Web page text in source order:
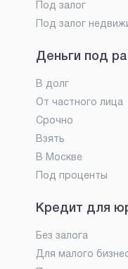
Под залог
Под залог
Деньги под
В долг
От частного лица
Срочно
Взять
В Москве
Под проценты
Кредит для
Без залога
Для малого